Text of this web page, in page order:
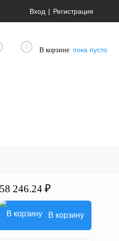
Вход Регистрация
0 В корзине пока пусто
58 246.24 ₽
В корзину